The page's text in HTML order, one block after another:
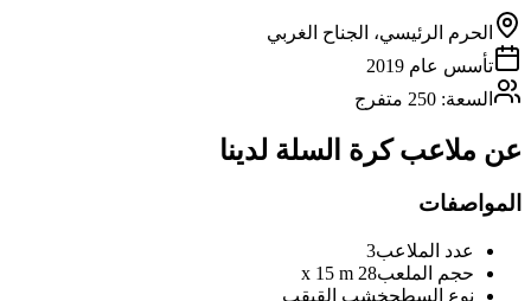
الحرم الرئيسي، الجناح الغربي
تأسس عام 2019
السعة: 250 متفرج
عن ملاعب كرة السلة لدينا
المواصفات
عدد الملاعب3
حجم الملعب28 x 15 m
نوع السطحخشب القيقب